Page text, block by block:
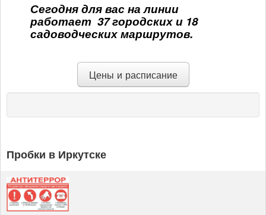
Сегодня для вас на линии
работает 37 городских и 18
садоводческих маршрутов.
Цены и расписание
Пробки в Иркутске